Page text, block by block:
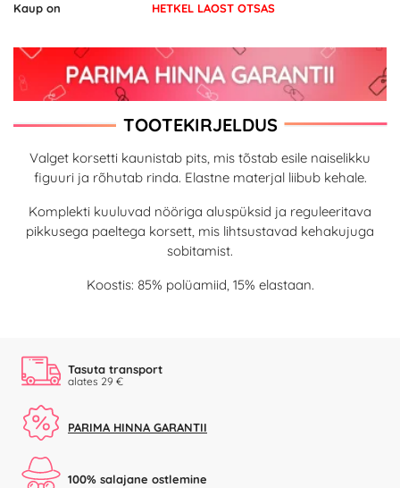
Kaup on HETKEL LAOST OTSAS
TOOTEKIRJELDUS
Valget korsetti kaunistab pits, mis tõstab esile naiselikku
figuuri ja rõhutab rinda. Elastne materjal liibub kehale.
Komplekti kuuluvad nööriga aluspüksid ja reguleeritava
pikkusega paeltega korsett, mis lihtsustavad kehakujuga
sobitamist.
Koostis: 85% polüamiid, 15% elastaan.
Tasuta transport
alates 29 €
PARIMA HINNA GARANTII
100% salajane ostlemine